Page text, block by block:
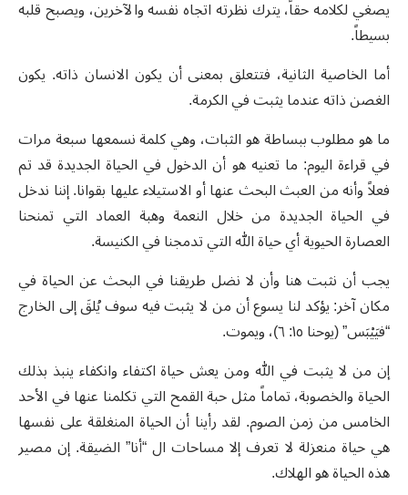
يصغي لكلامه حقاً، يترك نظرته اتجاه نفسه والآخرين، ويصبح قلبه
بسيطاً.
أما الخاصية الثانية، فتتعلق بمعنى أن يكون الانسان ذاته. يكون
الغصن ذاته عندما يثبت في الكرمة.
ما هو مطلوب ببساطة هو الثبات، وهي كلمة نسمعها سبعة مرات
في قراءة اليوم: ما تعنيه هو أن الدخول في الحياة الجديدة قد تم
فعلاً وأنه من العبث البحث عنها أو الاستيلاء عليها بقوانا. إننا ندخل
في الحياة الجديدة من خلال النعمة وهبة العماد التي تمنحنا
العصارة الحيوية أي حياة الله التي تدمجنا في الكنيسة.
يجب أن نثبت هنا وأن لا نضل طريقنا في البحث عن الحياة في
مكان آخر: يؤكد لنا يسوع أن من لا يثبت فيه سوف يُلقَ إلى الخارج
“فيَيْبَس” (يوحنا ١٥: ٦)، ويموت.
إن من لا يثبت في الله ومن يعش حياة اكتفاء وانكفاء ينبذ بذلك
الحياة والخصوبة، تماماً مثل حبة القمح التي تكلمنا عنها في الأحد
الخامس من زمن الصوم. لقد رأينا أن الحياة المنغلقة على نفسها
هي حياة منعزلة لا تعرف إلا مساحات ال “أنا” الضيقة. إن مصير
هذه الحياة هو الهلاك.